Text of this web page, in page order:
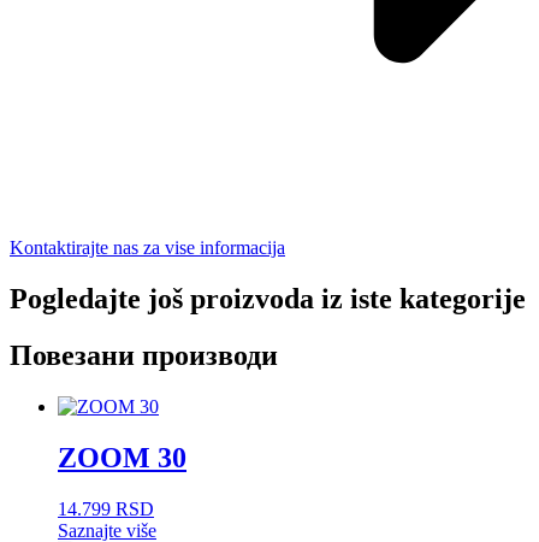
Kontaktirajte nas za vise informacija
Pogledajte još proizvoda iz iste kategorije
Повезани производи
ZOOM 30
14.799 RSD
Saznajte više